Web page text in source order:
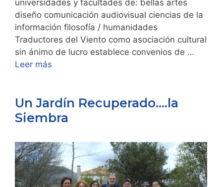
universidades y facultades de: bellas artes
diseño comunicación audiovisual ciencias de la
información filosofía / humanidades
Traductores del Viento como asociación cultural
sin ánimo de lucro establece convenios de …
Leer más
Un Jardín Recuperado….la
Siembra